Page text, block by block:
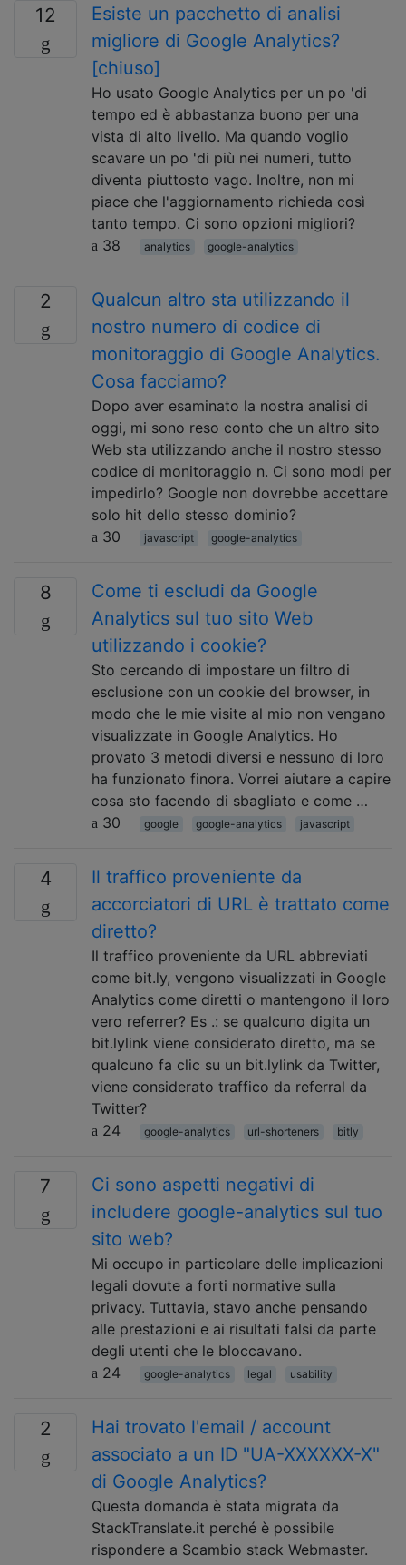
12
Esiste un pacchetto di analisi
migliore di Google Analytics?
[chiuso]
Ho usato Google Analytics per un po 'di
tempo ed è abbastanza buono per una
vista di alto livello. Ma quando voglio
scavare un po 'di più nei numeri, tutto
diventa piuttosto vago. Inoltre, non mi
piace che l'aggiornamento richieda così
tanto tempo. Ci sono opzioni migliori?
38
analytics google-analytics
2
Qualcun altro sta utilizzando il
nostro numero di codice di
monitoraggio di Google Analytics.
Cosa facciamo?
Dopo aver esaminato la nostra analisi di
oggi, mi sono reso conto che un altro sito
Web sta utilizzando anche il nostro stesso
codice di monitoraggio n. Ci sono modi per
impedirlo? Google non dovrebbe accettare
solo hit dello stesso dominio?
30
javascript google-analytics
8
Come ti escludi da Google
Analytics sul tuo sito Web
utilizzando i cookie?
Sto cercando di impostare un filtro di
esclusione con un cookie del browser, in
modo che le mie visite al mio non vengano
visualizzate in Google Analytics. Ho
provato 3 metodi diversi e nessuno di loro
ha funzionato finora. Vorrei aiutare a capire
cosa sto facendo di sbagliato e come …
30
google google-analytics javascript
4
Il traffico proveniente da
accorciatori di URL è trattato come
diretto?
Il traffico proveniente da URL abbreviati
come bit.ly, vengono visualizzati in Google
Analytics come diretti o mantengono il loro
vero referrer? Es .: se qualcuno digita un
bit.lylink viene considerato diretto, ma se
qualcuno fa clic su un bit.lylink da Twitter,
viene considerato traffico da referral da
Twitter?
24
google-analytics url-shorteners bitly
7
Ci sono aspetti negativi di
includere google-analytics sul tuo
sito web?
Mi occupo in particolare delle implicazioni
legali dovute a forti normative sulla
privacy. Tuttavia, stavo anche pensando
alle prestazioni e ai risultati falsi da parte
degli utenti che le bloccavano.
24
google-analytics legal usability
2
Hai trovato l'email / account
associato a un ID "UA-XXXXXX-X"
di Google Analytics?
Questa domanda è stata migrata da
StackTranslate.it perché è possibile
rispondere a Scambio stack Webmaster.